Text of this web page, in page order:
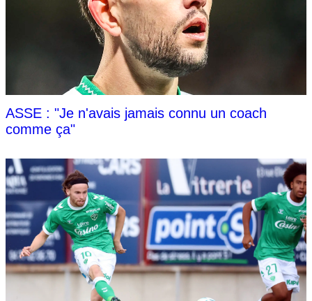
ASSE : "Je n'avais jamais connu un coach
comme ça"